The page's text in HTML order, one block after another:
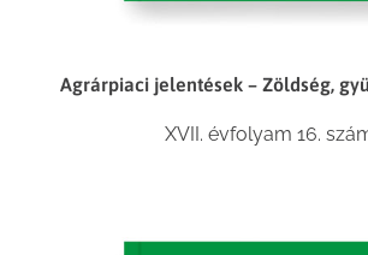
Agrárpiaci jelentések – Zöldség,
XVII. évfolyam 16.